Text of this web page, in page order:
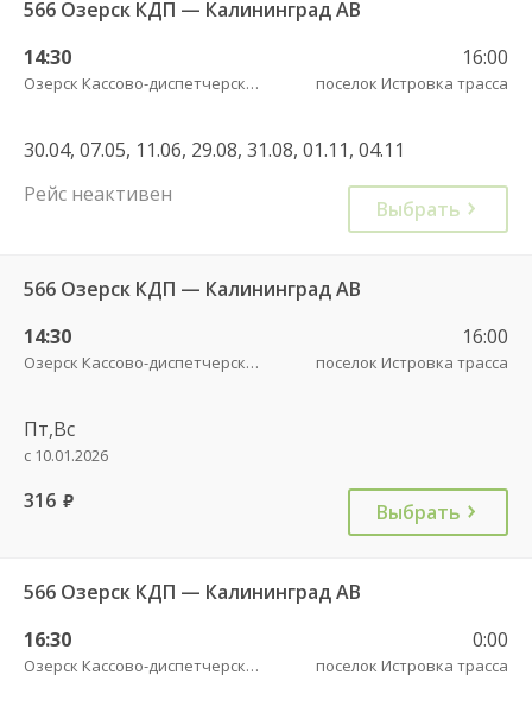
566 Озерск КДП — Калининград АВ
14:30
Озерск Кассово-диспетчерский пункт
16:00
поселок Истровка трасса
30.04, 07.05, 11.06, 29.08, 31.08, 01.11, 04.11
Рейс неактивен
Выбрать
566 Озерск КДП — Калининград АВ
14:30
Озерск Кассово-диспетчерский пункт
16:00
поселок Истровка трасса
Пт,Вс
с 10.01.2026
316 руб. Выбрать
566 Озерск КДП — Калининград АВ
16:30
Озерск Кассово-диспетчерский пункт
0:00
поселок Истровка трасса